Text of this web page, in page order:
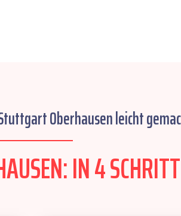
Oberhausen leicht
IN 4